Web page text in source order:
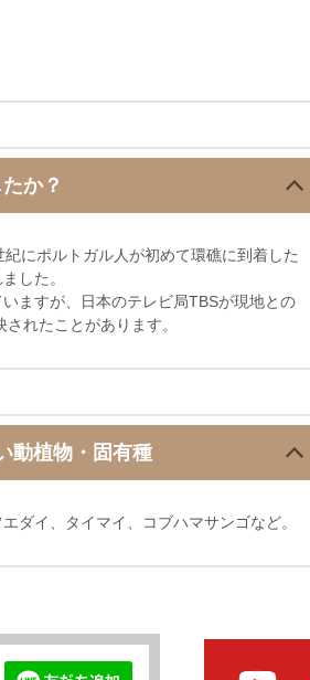
か？
にポルトガル人が初めて環礁に到着した
した。
ますが、日本のテレビ局TBSが現地との
れたことがあります。
動植物・固有種
ダイ、タイマイ、コブハマサンゴなど。